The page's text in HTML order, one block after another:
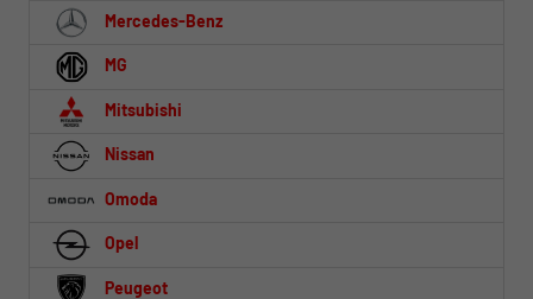
Mercedes-Benz
MG
Mitsubishi
Nissan
Omoda
Opel
Peugeot